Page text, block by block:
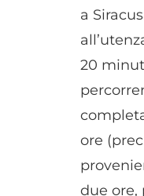
a
20
ore
due ore,